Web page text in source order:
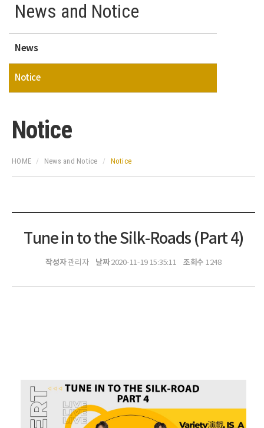
News and Notice
News
Notice
Notice
HOME News and Notice Notice
Tune in to the Silk-Roads (Part 4)
작성자관리자 날짜2020-11-19 15:35:11 조회수 1248